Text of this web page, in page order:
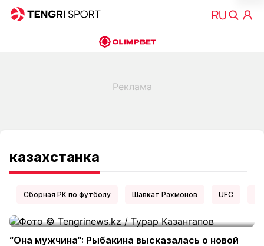
казахстанка
Сборная РК по футболу Шавкат Рахмонов UFC
“Она мужчина“: Рыбакина высказалась о новой